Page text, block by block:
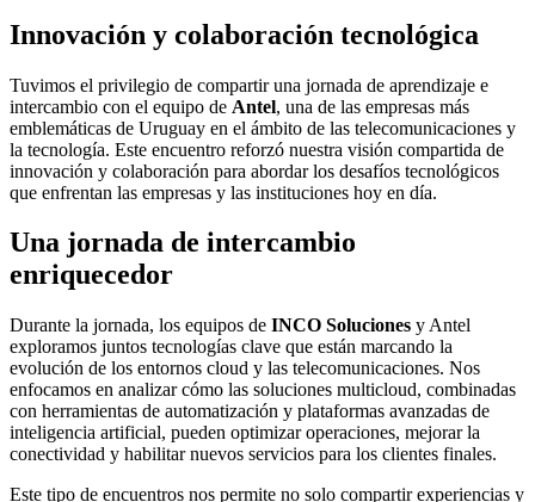
Innovación y colaboración tecnológica
Tuvimos el privilegio de compartir una jornada de aprendizaje e
intercambio con el equipo de Antel, una de las empresas más
emblemáticas de Uruguay en el ámbito de las telecomunicaciones y
la tecnología. Este encuentro reforzó nuestra visión compartida de
innovación y colaboración para abordar los desafíos tecnológicos
que enfrentan las empresas y las instituciones hoy en día.
Una jornada de intercambio
enriquecedor
Durante la jornada, los equipos de INCO Soluciones y Antel
exploramos juntos tecnologías clave que están marcando la
evolución de los entornos cloud y las telecomunicaciones. Nos
enfocamos en analizar cómo las soluciones multicloud, combinadas
con herramientas de automatización y plataformas avanzadas de
inteligencia artificial, pueden optimizar operaciones, mejorar la
conectividad y habilitar nuevos servicios para los clientes finales.
Este tipo de encuentros nos permite no solo compartir experiencias y